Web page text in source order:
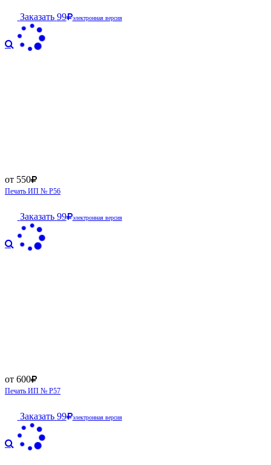
Заказать 99 электронная версия
от 550
Печать ИП № Р56
Заказать 99 электронная версия
от 600
Печать ИП № Р57
Заказать 99 электронная версия